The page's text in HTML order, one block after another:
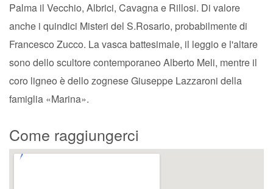
Palma il Vecchio, Albrici, Cavagna e Rillosi. Di valore
anche i quindici Misteri del S.Rosario, probabilmente di
Francesco Zucco. La vasca battesimale, il leggio e l'altare
sono dello scultore contemporaneo Alberto Meli, mentre il
coro ligneo è dello zognese Giuseppe Lazzaroni della
famiglia «Marina».
Come raggiungerci